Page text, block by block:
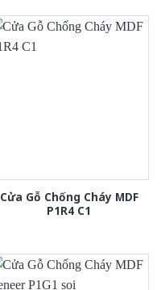
Cửa Gỗ Chống Cháy MDF
P1R4 C1